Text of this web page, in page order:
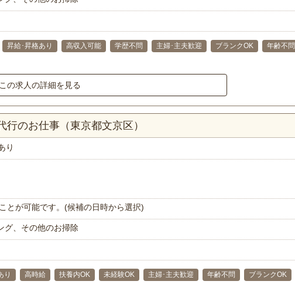
昇給･昇格あり 高収入可能 学歴不問 主婦･主夫歓迎 ブランクOK
年齢不問
この求人の詳細を見る
のお仕事（東京都文京区）
り
とが可能です。(候補の日時から選択)
グ、その他のお掃除
り 高時給 扶養内OK 未経験OK 主婦･主夫歓迎 年齢不問
ブランクOK